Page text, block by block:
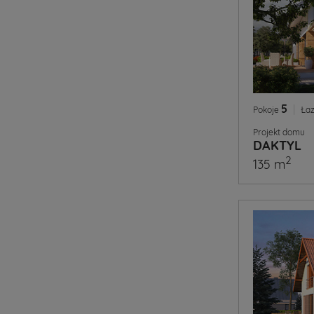
Pokoje 5
Projekt domu
DAKTYL
135 m2